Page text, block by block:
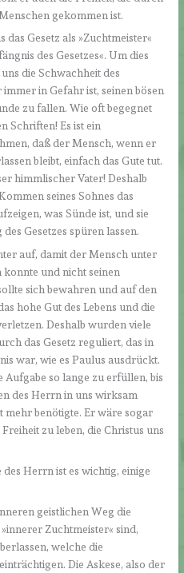
gekommen ist.
Gesetz als »Zuchtmeister«
des Gesetzes«. Um dies
die Schwachheit des
in Gefahr ist, seinen bösen
zu fallen. Wie oft begegnet
Schriften! Es ist ein
daß der Mensch, wenn er
bleibt, einfach das Gute tut.
himmlischer Vater! Deshalb
seines Sohnes das
was Sünde ist, und sie
Gesetzes spüren lassen.
auf, damit der Mensch unter
konnte und nicht seinen
sich bewahren und auf den
hohe Gut des Lebens und die
Deshalb wurden viele
das Gesetz reguliert, das in
war, wie es Paulus ausdrückt.
Aufgabe so lange zu erfüllen, bis
des Herrn in uns wirksam
mehr benötigte. Er wäre sogar
zu leben, die Christus uns
Herrn ist es wichtig, einige
geistlichen Weg die
Zuchtmeister« sind,
welche die
Die Askese, also der